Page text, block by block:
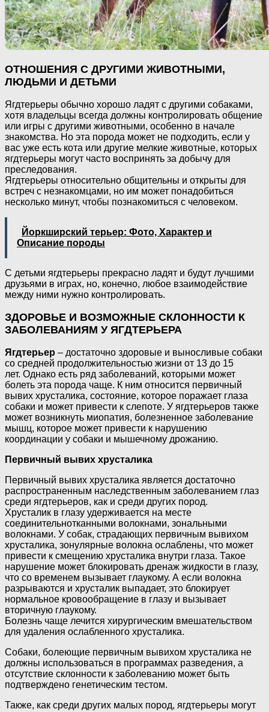
ОТНОШЕНИЯ С ДРУГИМИ ЖИВОТНЫМИ,
ЛЮДЬМИ И ДЕТЬМИ
Ягдтерьеры обычно хорошо ладят с другими собаками,
хотя владельцы всегда должны контролировать общение
или игры с другими животными, особенно в начале
знакомства. Но эта порода может не подходить, если у
вас уже есть кота или другие мелкие животные, которых
ягдтерьеры могут часто воспринять за добычу для
преследования.
Ягдтерьеры относительно общительны и открыты для
встреч с незнакомцами, но им может понадобиться
несколько минут, чтобы познакомиться с человеком.
Йоркширский терьер: Фото, Характер и
Описание породы
С детьми ягдтерьеры прекрасно ладят и будут лучшими
друзьями в играх, но, конечно, любое взаимодействие
между ними нужно контролировать.
ЗДОРОВЬЕ И ВОЗМОЖНЫЕ СКЛОННОСТИ К
ЗАБОЛЕВАНИЯМ У ЯГДТЕРЬЕРА
Ягдтерьер – достаточно здоровые и выносливые собаки
со средней продолжительностью жизни от 13 до 15
лет. Однако есть ряд заболеваний, которыми может
болеть эта порода чаще. К ним относится первичный
вывих хрусталика, состояние, которое поражает глаза
собаки и может привести к слепоте. У ягдтерьеров также
может возникнуть миопатия, болезненное заболевание
мышц, которое может привести к нарушению
координации у собаки и мышечному дрожанию.
Первичный вывих хрусталика
Первичный вывих хрусталика является достаточно
распространенным наследственным заболеванием глаз
среди ягдтерьеров, как и среди других пород.
Хрусталик в глазу удерживается на месте
соединительнотканными волокнами, зональными
волокнами. У собак, страдающих первичным вывихом
хрусталика, зонулярные волокна ослаблены, что может
привести к смещению хрусталика внутри глаза. Такое
нарушение может блокировать дренаж жидкости в глазу,
что со временем вызывает глаукому. А если волокна
разрываются и хрусталик выпадает, это блокирует
нормальное кровообращение в глазу и вызывает
вторичную глаукому.
Болезнь чаще лечится хирургическим вмешательством
для удаления ослабленного хрусталика.
Собаки, болеющие первичным вывихом хрусталика не
должны использоваться в программах разведения, а
отсутствие склонности к заболеванию может быть
подтверждено генетическим тестом.
Также, как среди других малых пород, ягдтерьеры могут